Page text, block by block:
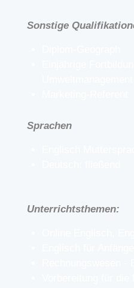
Sonstige
Sprachen
Unterrichtsthemen: